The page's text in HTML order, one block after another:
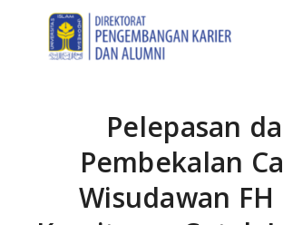
Pelepasan
Pembekalan
Wisudawan FH